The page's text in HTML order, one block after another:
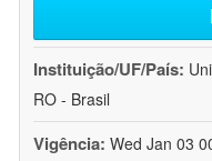
Instituição/UF/País:
RO - Brasil
Vigência: Wed Jan 03